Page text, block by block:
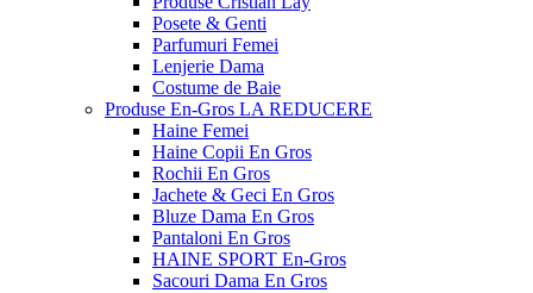
Posete & Genti
Parfumuri Femei
Lenjerie Dama
Costume de Baie
Produse En-Gros LA REDUCERE
Haine Femei
Haine Copii En Gros
Rochii En Gros
Jachete & Geci En Gros
Bluze Dama En Gros
Pantaloni En Gros
HAINE SPORT En-Gros
Sacouri Dama En Gros